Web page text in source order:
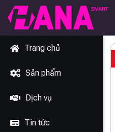
Chuyển
đến
dung
Trang chủ
Sản phẩm
Dịch vụ
Tin tức